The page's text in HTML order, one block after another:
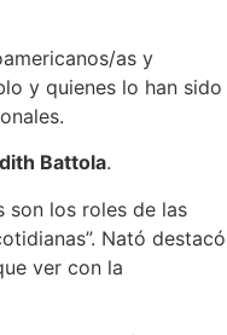
as y
y quienes lo han sido
Battola.
son los roles de las
Nató destacó
ver con la